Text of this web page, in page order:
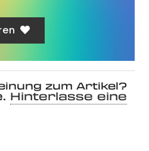
zum Artikel?
. Hinterlasse eine